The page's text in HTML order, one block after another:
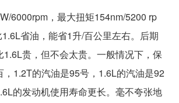
6000rpm，最大扭矩154nm/5200 rp
省油，能省1升/百公里左右。后期
贵，但不会太贵。一般情况下，保
，1.2T的汽油是95号，1.6L的汽油是92
的发动机使用寿命更长。毫不夸张地